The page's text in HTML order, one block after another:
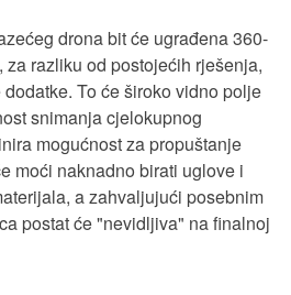
drona bit će ugrađena 360-
razliku od postojećih rješenja,
To će široko vidno polje
snimanja cjelokupnog
mogućnost za propuštanje
moći naknadno birati uglove i
a zahvaljujući posebnim
postat će "nevidljiva" na finalnoj